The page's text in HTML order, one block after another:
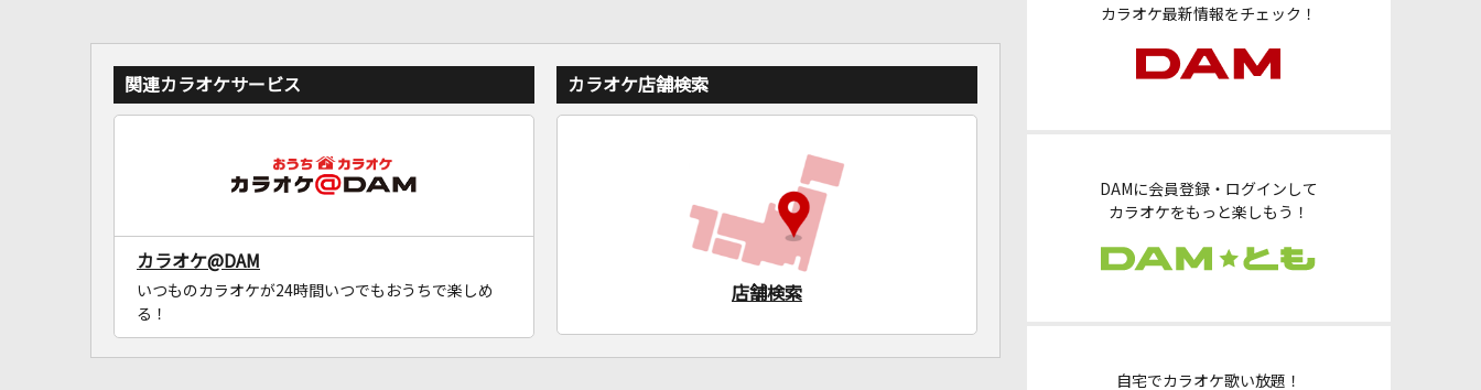
カラオケ最新情報をチェック！
DAMに会員登録・ログインして
カラオケをもっと楽しもう！
自宅でカラオケ歌い放題！
関連カラオケサービス
カラオケ@DAM
いつものカラオケが24時間いつでもおうちで楽しめ
る！
カラオケ店舗検索
店舗検索